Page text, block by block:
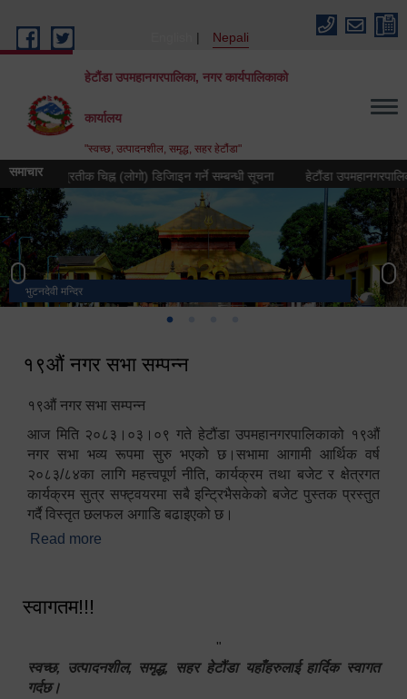
Nepali
हेटौंडा उपमहानगरपालिका, नगर कार्यपालिकाको
कार्यालय
"स्वच्छ, उत्पादनशील, समृद्ध, सहर हेटौंडा"
समाचार
को प्रतीक चिह्न (लोगो) डिजिाइन गर्ने सम्बन्धी सूचना हेटौंडा उपमहानगरपालिकाको
भुटनदेवी मन्दिर
स्मारक
हेटौंडा उपमहानगरपालिका नगर कार्यपालिकाको कार्यालय
मनकामना डाँडाबाट देखिएको दृश्य
१९औं नगर सभा सम्पन्न
१९औं नगर सभा सम्पन्न
आज मिति २०८३।०३।०९ गते हेटौंडा उपमहानगरपालिकाको १९औं
नगर सभा भव्य रूपमा सुरु भएको छ।सभामा आगामी आर्थिक वर्ष
२०८३/८४का लागि महत्त्वपूर्ण नीति, कार्यक्रम तथा बजेट र क्षेत्रगत
कार्यक्रम सुत्र सफ्ट्वयरमा सबै इन्ट्रिभैसकेको बजेट पुस्तक प्रस्तुत
गर्दै विस्तृत छलफल अगाडि बढाइएको छ।
Read more
स्वागतम!!!
"
स्वच्छ, उत्पादनशील, समृद्ध, सहर हेटौंडा यहाँहरुलाई हार्दिक स्वागत
गर्दछ।